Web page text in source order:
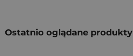
Ostatnio oglądane produkty